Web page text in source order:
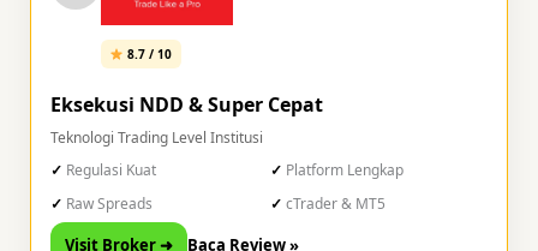
8.7 / 10
Eksekusi NDD & Super Cepat
Teknologi Trading Level Institusi
Regulasi Kuat
Platform Lengkap
Raw Spreads
cTrader & MT5
Visit Broker ➜ Baca Review »